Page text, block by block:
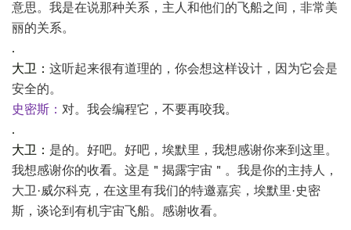
意思。我是在说那种关系，主人和他们的飞船之间，非常美
丽的关系。
.
大卫： 这听起来很有道理的，你会想这样设计，因为它会是
安全的。
史密斯： 对。我会编程它，不要再咬我。
.
大卫： 是的。好吧。好吧，埃默里，我想感谢你来到这里。
我想感谢你的收看。这是＂揭露宇宙＂。我是你的主持人，
大卫·威尔科克，在这里有我们的特邀嘉宾，埃默里·史密
斯，谈论到有机宇宙飞船。感谢收看。